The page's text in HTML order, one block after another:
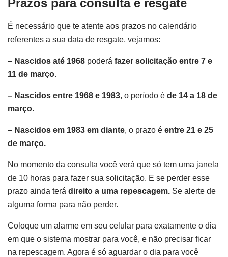
É necessário que te atente aos prazos no calendário
referentes a sua data de resgate, vejamos:
– Nascidos até 1968 poderá fazer solicitação entre 7 e
11 de março.
– Nascidos entre 1968 e 1983, o período é de 14 a 18 de
março.
– Nascidos em 1983 em diante, o prazo é entre 21 e 25
de março.
No momento da consulta você verá que só tem uma janela
de 10 horas para fazer sua solicitação. E se perder esse
prazo ainda terá direito a uma repescagem. Se alerte de
alguma forma para não perder.
Coloque um alarme em seu celular para exatamente o dia
em que o sistema mostrar para você, e não precisar ficar
na repescagem. Agora é só aguardar o dia para você